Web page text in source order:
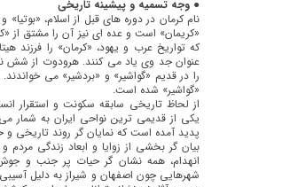
● وجه تسمیه و پیشینه تاریخی
نام كرمان در دوره های قبل از اسلام،‌
«كریمان» است و عده ای نیز آن را مشتق از
که تواریخ عرب و یهود، «كرمان» را فرزند
عنوان جد وی یاد می کنند. هرودوت از شش
را در قدیم «گواشیر» و «بردشیر» می
«گواشیر» شده است.
از لحاظ تاریخی سابقه سكونت و استقرار
یكی از قدیمی ترین نواحی ایران به شمار
پدید آمده است كه نمایان گر روند تاریخی
بیان گر بخشی از زوایا و ابعاد زندگی
انهدام، همه نشان گر حیات پر جنب و جوش
شهرهایی چون اصفهان و شیراز به دلیل